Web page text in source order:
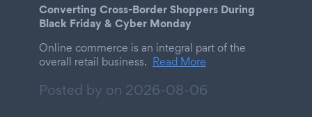
Converting Cross-Border Shoppers During
Black Friday & Cyber Monday
Online commerce is an integral part of the
overall retail business. Read More
Posted by on 2026-08-06